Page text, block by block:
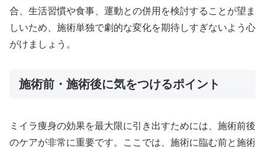
合、生活習慣や食事、運動との併用を検討することが望ま
しいため、施術単独で劇的な変化を期待しすぎないよう心
がけましょう。
施術前・施術後に気をつけるポイント
ミイラ痩身の効果を最大限に引き出すためには、施術前後
のケアが非常に重要です。ここでは、施術に臨む前と施術